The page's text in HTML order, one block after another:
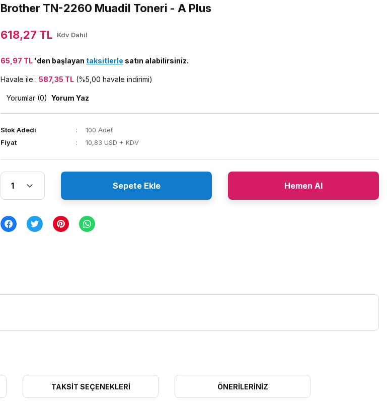
Brother TN-2260 Muadil Toneri - A Plus
618,27 TL Kdv Dahil
65,97 TL 'den başlayan taksitlerle satın alabilirsiniz.
Havale ile : 587,35 TL (%5,00 havale indirimi)
Yorumlar (0) Yorum Yaz
Stok Adedi
100 Adet
Fiyat
10,83 USD + KDV
Sepete Ekle Hemen Al
TAKSIT SEÇENEKLERI ÖNERILERINIZ